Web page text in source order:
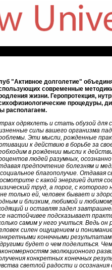
"Активное долголетие"
современные
жизни. Геропротекция,
процедуры,
располагаем.
одряхлеть и стать обузой для
силы вашего организма
Эти мысли, рожденные
к действию в борьбе за
в рождении мысли к
людей разумных,
предпочтение болезням и
благополучие.
с какой энергией дитя
труд, а порог, с которого
только ей, человек бывает и
и близким, любимой и
и оставляя задел
настойчивее подсказывает
самим у него учиться. Ведь
силен ощущением и
конечными
будет о чем поделиться.
эволюционного
конкретных конечных
светлой радости и